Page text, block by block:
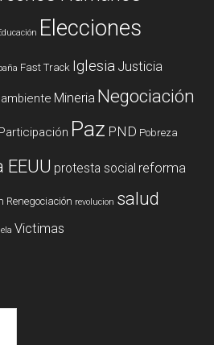
Elecciones
Fast Track Iglesia Justicia
Mineria Negociación
Participación Paz PND Pobreza
EEUU protesta social reforma
Renegociación revolucion salud
Victimas